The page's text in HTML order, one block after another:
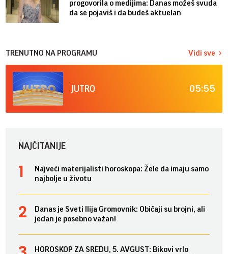
progovorila o medijima: Danas možeš svuda
da se pojaviš i da budeš aktuelan
TRENUTNO NA PROGRAMU Vidi sve
JUTRO 05:55
NAJČITANIJE
Najveći materijalisti horoskopa: Žele da imaju samo
najbolje u životu
Danas je Sveti Ilija Gromovnik: Običaji su brojni, ali
jedan je posebno važan!
HOROSKOP ZA SREDU, 5. AVGUST: Bikovi vrlo